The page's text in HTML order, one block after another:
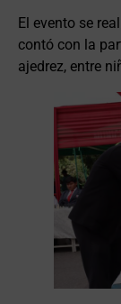
El evento se
contó con la
ajedrez, entre